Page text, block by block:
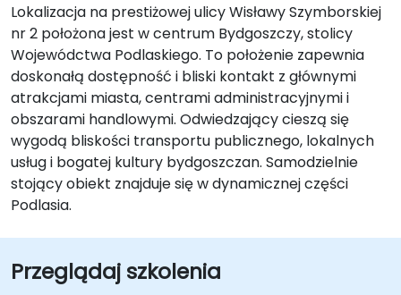
Lokalizacja na prestiżowej ulicy Wisławy Szymborskiej
nr 2 położona jest w centrum Bydgoszczy, stolicy
Wojewódctwa Podlaskiego. To położenie zapewnia
doskonałą dostępność i bliski kontakt z głównymi
atrakcjami miasta, centrami administracyjnymi i
obszarami handlowymi. Odwiedzający cieszą się
wygodą bliskości transportu publicznego, lokalnych
usług i bogatej kultury bydgoszczan. Samodzielnie
stojący obiekt znajduje się w dynamicznej części
Podlasia.
Przeglądaj szkolenia